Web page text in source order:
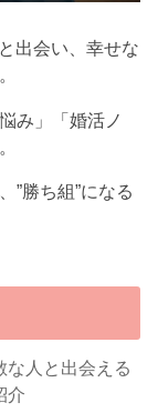
出会い、幸せな
み」「婚活ノ
”勝ち組”になる
な人と出会える
介